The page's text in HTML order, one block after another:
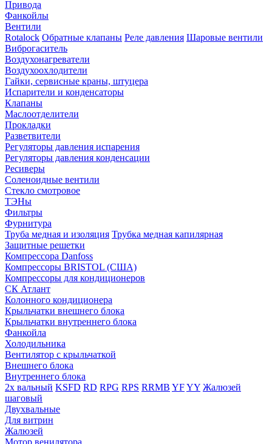
Привода
Фанкойлы
Вентили
Rotalock Обратные клапаны Реле давления Шаровые вентили
Виброгаситель
Воздухонагреватели
Воздухоохлодители
Гайки, сервисные краны, штуцера
Испарители и конденсаторы
Клапаны
Маслоотделители
Прокладки
Разветвители
Регуляторы давления испарения
Регуляторы давления конденсации
Ресиверы
Соленоидные вентили
Стекло смотровое
ТЭНы
Фильтры
Фурнитура
Труба медная и изоляция Трубка медная капилярная
Защитные решетки
Компрессора Danfoss
Компрессоры BRISTOL (США)
Компрессоры для кондиционеров
СК Атлант
Колонного кондиционера
Крыльчатки внешнего блока
Крыльчатки внутреннего блока
Фанкойла
Холодильника
Вентилятор с крыльчаткой
Внешнего блока
Внутреннего блока
2х вальный KSFD RD RPG RPS RRMB YFYY Жалюзей
шаговый
Двухвальные
Для витрин
Жалюзей
Мотор венилятора